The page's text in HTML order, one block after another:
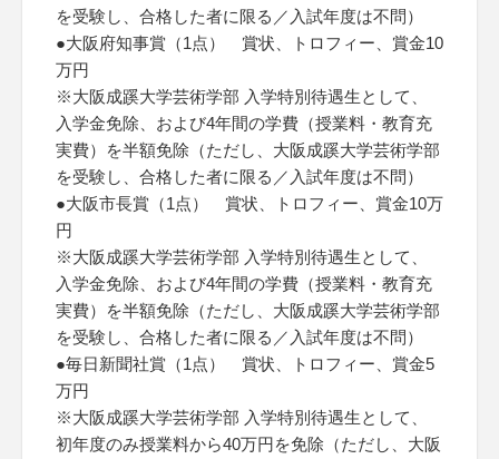
を受験し、合格した者に限る／入試年度は不問）
●大阪府知事賞（1点） 賞状、トロフィー、賞金10
万円
※大阪成蹊大学芸術学部 入学特別待遇生として、
入学金免除、および4年間の学費（授業料・教育充
実費）を半額免除（ただし、大阪成蹊大学芸術学部
を受験し、合格した者に限る／入試年度は不問）
●大阪市長賞（1点） 賞状、トロフィー、賞金10万
円
※大阪成蹊大学芸術学部 入学特別待遇生として、
入学金免除、および4年間の学費（授業料・教育充
実費）を半額免除（ただし、大阪成蹊大学芸術学部
を受験し、合格した者に限る／入試年度は不問）
●毎日新聞社賞（1点） 賞状、トロフィー、賞金5
万円
※大阪成蹊大学芸術学部 入学特別待遇生として、
初年度のみ授業料から40万円を免除（ただし、大阪